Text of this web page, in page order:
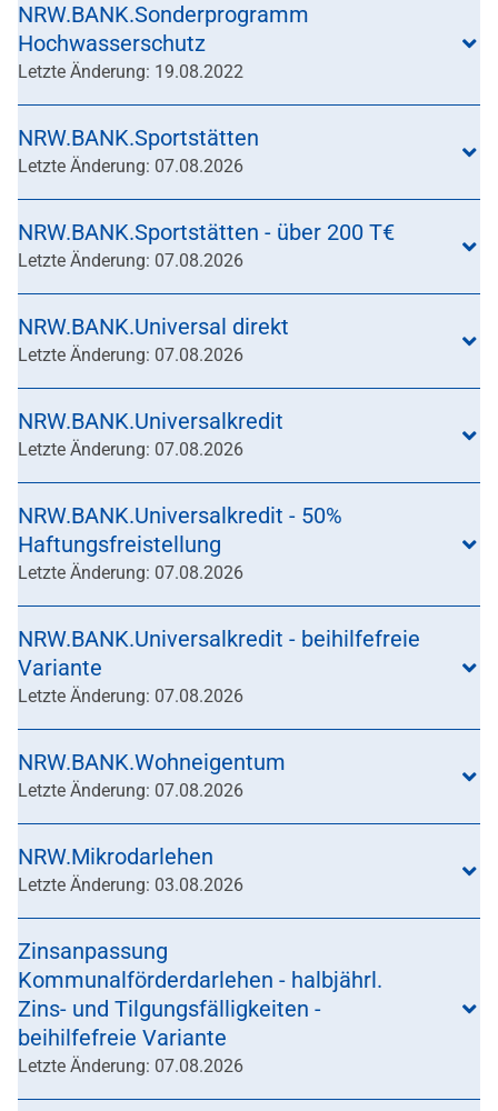
NRW.BANK.Sonderprogramm
Hochwasserschutz
Letzte Änderung: 19.08.2022
NRW.BANK.Sportstätten
Letzte Änderung: 07.08.2026
NRW.BANK.Sportstätten - über 200 T€
Letzte Änderung: 07.08.2026
NRW.BANK.Universal direkt
Letzte Änderung: 07.08.2026
NRW.BANK.Universalkredit
Letzte Änderung: 07.08.2026
NRW.BANK.Universalkredit - 50%
Haftungsfreistellung
Letzte Änderung: 07.08.2026
NRW.BANK.Universalkredit - beihilfefreie
Variante
Letzte Änderung: 07.08.2026
NRW.BANK.Wohneigentum
Letzte Änderung: 07.08.2026
NRW.Mikrodarlehen
Letzte Änderung: 03.08.2026
Zinsanpassung
Kommunalförderdarlehen - halbjährl.
Zins- und Tilgungsfälligkeiten -
beihilfefreie Variante
Letzte Änderung: 07.08.2026